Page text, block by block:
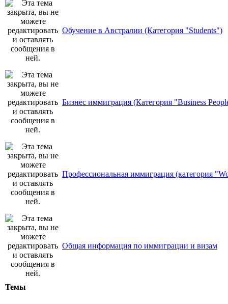
Обучение в Австралии (Категория "Students")
Бизнес иммиграция (Категория "Business
Профессиональная иммиграция (категория
Общая информация по иммиграции и визам
Темы